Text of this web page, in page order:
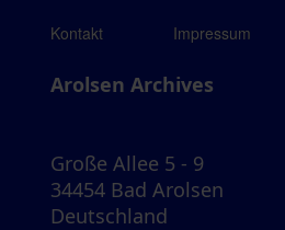
Kontakt Impressum
Arolsen Archives
Große Allee 5 - 9
34454 Bad Arolsen
Deutschland